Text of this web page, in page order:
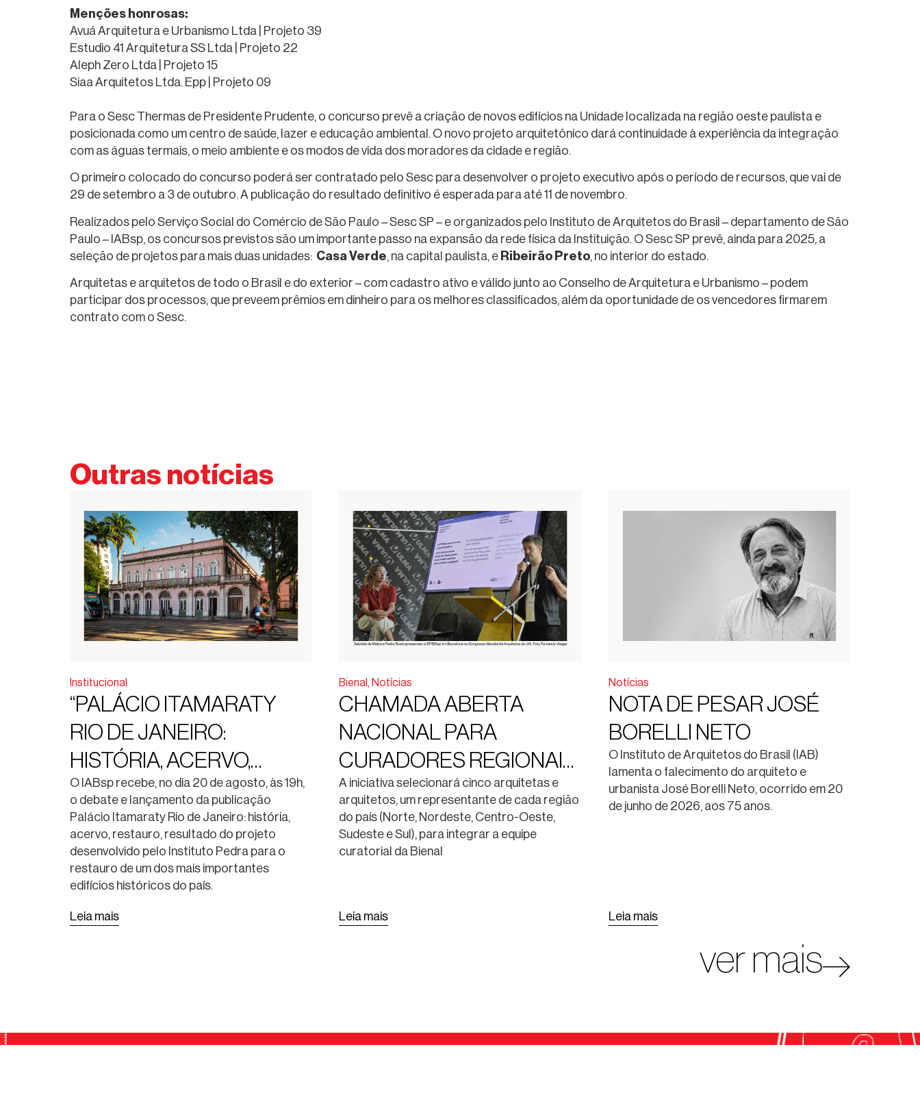
Menções honrosas:
Avuá Arquitetura e Urbanismo Ltda | Projeto 39
Estudio 41 Arquitetura SS Ltda | Projeto 22
Aleph Zero Ltda | Projeto 15
Siaa Arquitetos Ltda. Epp | Projeto 09
Para o Sesc Thermas de Presidente Prudente, o concurso prevê a criação de novos edifícios na Unidade localizada na região oeste paulista e
posicionada como um centro de saúde, lazer e educação ambiental. O novo projeto arquitetônico dará continuidade à experiência da integração
com as águas termais, o meio ambiente e os modos de vida dos moradores da cidade e região.
O primeiro colocado do concurso poderá ser contratado pelo Sesc para desenvolver o projeto executivo após o período de recursos, que vai de
29 de setembro a 3 de outubro. A publicação do resultado definitivo é esperada para até 11 de novembro.
Realizados pelo Serviço Social do Comércio de São Paulo – Sesc SP – e organizados pelo Instituto de Arquitetos do Brasil – departamento de São
Paulo – IABsp, os concursos previstos são um importante passo na expansão da rede física da Instituição. O Sesc SP prevê, ainda para 2025, a
seleção de projetos para mais duas unidades: Casa Verde, na capital paulista, e Ribeirão Preto, no interior do estado.
Arquitetas e arquitetos de todo o Brasil e do exterior – com cadastro ativo e válido junto ao Conselho de Arquitetura e Urbanismo – podem
participar dos processos, que preveem prêmios em dinheiro para os melhores classificados, além da oportunidade de os vencedores firmarem
contrato com o Sesc.
Outras notícias
Institucional
“PALÁCIO ITAMARATY
RIO DE JANEIRO:
HISTÓRIA, ACERVO,
RESTAURO”. DEBATE E
LANÇAMENTO DA
PUBLICAÇÃO
O IABsp recebe, no dia 20 de agosto, às 19h,
o debate e lançamento da publicação
Palácio Itamaraty Rio de Janeiro: história,
acervo, restauro, resultado do projeto
desenvolvido pelo Instituto Pedra para o
restauro de um dos mais importantes
edifícios históricos do país.
Leia mais
Bienal, Notícias
CHAMADA ABERTA
NACIONAL PARA
CURADORES REGIONAIS
DA 15ª BIENAL
INTERNACIONAL DE
ARQUITETURA DE SÃO
A iniciativa selecionará cinco arquitetas e
arquitetos, um representante de cada região
do país (Norte, Nordeste, Centro-Oeste,
Sudeste e Sul), para integrar a equipe
curatorial da Bienal
Leia mais
Notícias
NOTA DE PESAR JOSÉ
BORELLI NETO
O Instituto de Arquitetos do Brasil (IAB)
lamenta o falecimento do arquiteto e
urbanista José Borelli Neto, ocorrido em 20
de junho de 2026, aos 75 anos.
Leia mais
ver mais